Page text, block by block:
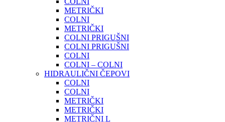
METRIČKI
COLNI
METRIČKI
COLNI PRIGUŠNI
COLNI PRIGUŠNI
COLNI
COLNI – COLNI
HIDRAULIČNI ČEPOVI
COLNI
COLNI
METRIČKI
METRIČKI
METRIČNI L